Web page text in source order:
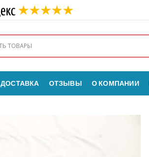
ДОСТАВКА ОТЗЫВЫ О КОМПАНИИ